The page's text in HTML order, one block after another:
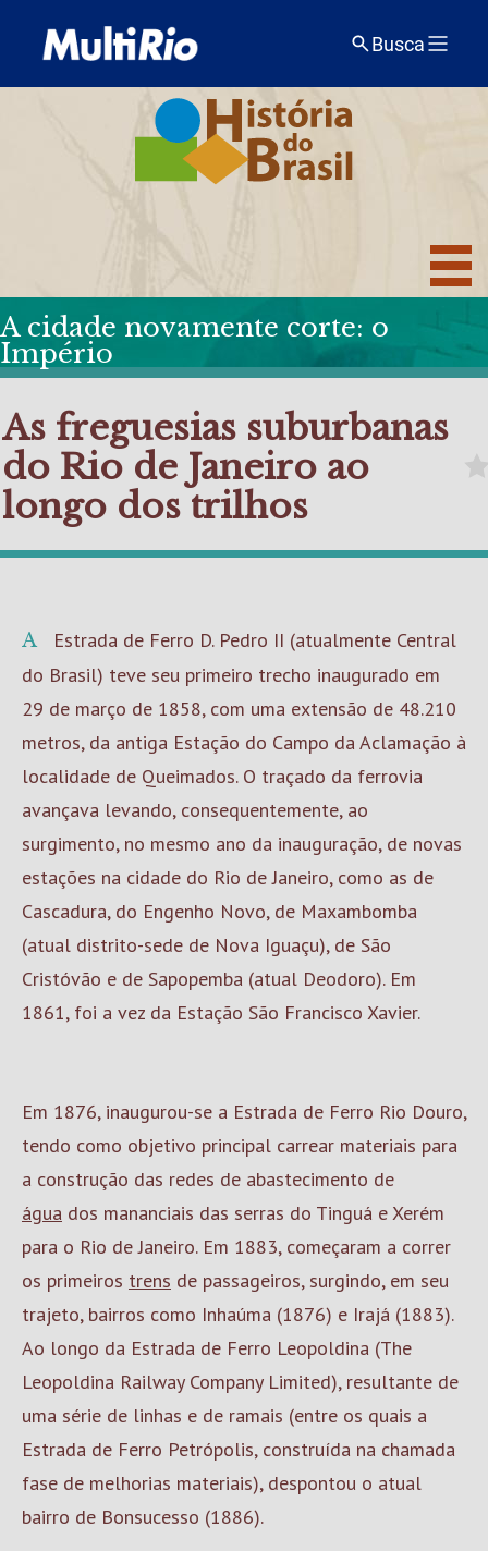
Busca
A cidade novamente corte: o
Império
As freguesias suburbanas
do Rio de Janeiro ao
longo dos trilhos
A Estrada de Ferro D. Pedro II (atualmente Central
do Brasil) teve seu primeiro trecho inaugurado em
29 de março de 1858, com uma extensão de 48.210
metros, da antiga Estação do Campo da Aclamação à
localidade de Queimados. O traçado da ferrovia
avançava levando, consequentemente, ao
surgimento, no mesmo ano da inauguração, de novas
estações na cidade do Rio de Janeiro, como as de
Cascadura, do Engenho Novo, de Maxambomba
(atual distrito-sede de Nova Iguaçu), de São
Cristóvão e de Sapopemba (atual Deodoro). Em
1861, foi a vez da Estação São Francisco Xavier.
Em 1876, inaugurou-se a Estrada de Ferro Rio Douro,
tendo como objetivo principal carrear materiais para
a construção das redes de abastecimento de
água dos mananciais das serras do Tinguá e Xerém
para o Rio de Janeiro. Em 1883, começaram a correr
os primeiros trens de passageiros, surgindo, em seu
trajeto, bairros como Inhaúma (1876) e Irajá (1883).
Ao longo da Estrada de Ferro Leopoldina (The
Leopoldina Railway Company Limited), resultante de
uma série de linhas e de ramais (entre os quais a
Estrada de Ferro Petrópolis, construída na chamada
fase de melhorias materiais), despontou o atual
bairro de Bonsucesso (1886).